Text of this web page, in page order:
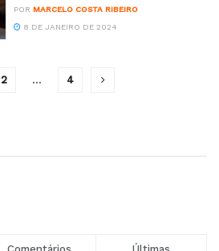
POR MARCELO COSTA RIBEIRO
8 DE JANEIRO DE 2024
2 ... 4